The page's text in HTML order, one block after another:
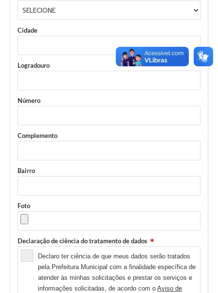
Cidade
Logradouro
Número
Complemento
Bairro
Foto
Declaração de ciência do tratamento de dados
Declaro ter ciência de que meus dados serão tratados
pela Prefeitura Municipal com a finalidade específica de
atender às minhas solicitações e prestar os serviços e
informações solicitadas, de acordo com o Aviso de